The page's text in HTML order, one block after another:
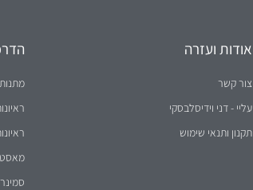
אודות ועזרה
צור קשר
עליי - דני וידיסלבסקי
תקנון ותנאי שימוש
מתנות